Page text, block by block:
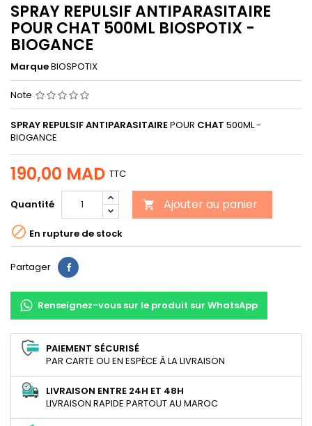
SPRAY REPULSIF ANTIPARASITAIRE
POUR CHAT 500ML BIOSPOTIX -
BIOGANCE
MarqueBIOSPOTIX
Note
SPRAY REPULSIF ANTIPARASITAIREPOUR CHAT 500ML -
BIOGANCE
190,00 MAD TTC
Quantité  Ajouter au panier
 En rupture de stock
Partager Partager
Renseignez-vous sur le produit sur WhatsApp
PAIEMENT SÉCURISÉ
PAR CARTE OU EN ESPÈCE À LA LIVRAISON
LIVRAISON ENTRE 24H ET 48H
LIVRAISON RAPIDE PARTOUT AU MAROC